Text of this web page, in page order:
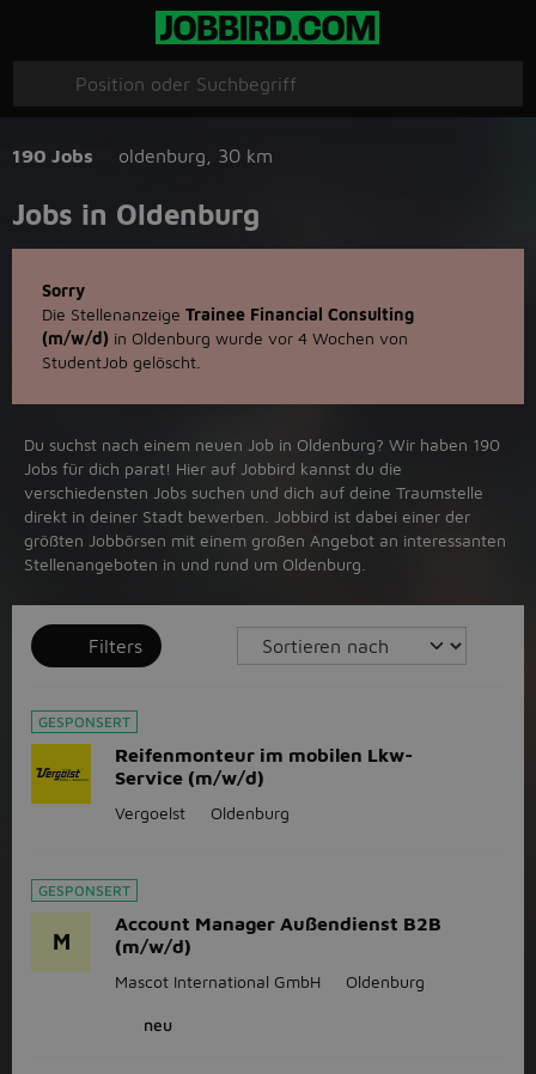
190 Jobs oldenburg 30 km
Jobs in Oldenburg
Sorry
Die Stellenanzeige Trainee Financial Consulting
(m/w/d) in Oldenburg wurde vor 4 Wochen von
StudentJob gelöscht.
Du suchst nach einem neuen Job in Oldenburg? Wir haben 190
Jobs für dich parat! Hier auf Jobbird kannst du die
verschiedensten Jobs suchen und dich auf deine Traumstelle
direkt in deiner Stadt bewerben. Jobbird ist dabei einer der
größten Jobbörsen mit einem großen Angebot an interessanten
Stellenangeboten in und rund um Oldenburg.
Filters
GESPONSERT
Reifenmonteur im mobilen Lkw-
Service (m/w/d)
Vergoelst Oldenburg
GESPONSERT
M
Account Manager Außendienst B2B
(m/w/d)
Mascot International GmbH Oldenburg
neu